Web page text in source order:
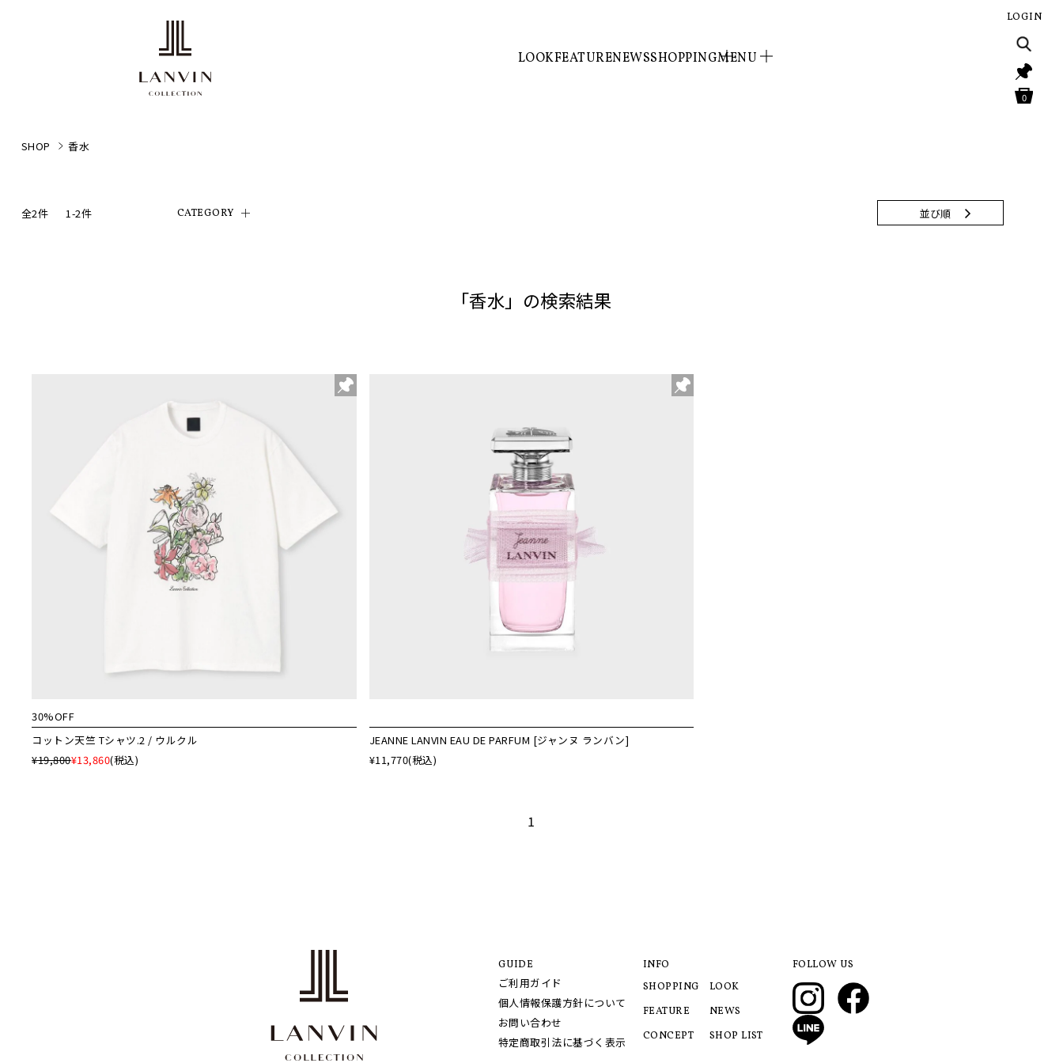
LOOKFEATURENEWSSHOPPINGMENU
LOGIN
0
SHOP 香水
全2件 1-2件 CATEGORY 並び順
「香水」の検索結果
30%OFF
コットン天竺 Tシャツ.2 / ウルクル
¥19,800¥13,860(税込)
JEANNE LANVIN EAU DE PARFUM [ジャンヌ ランバン]
¥11,770(税込)
1
GUIDE
ご利用ガイド
個人情報保護方針について
お問い合わせ
特定商取引法に基づく表示
INFO
SHOPPING
FEATURE
CONCEPT
LOOK
NEWS
SHOP LIST
FOLLOW US